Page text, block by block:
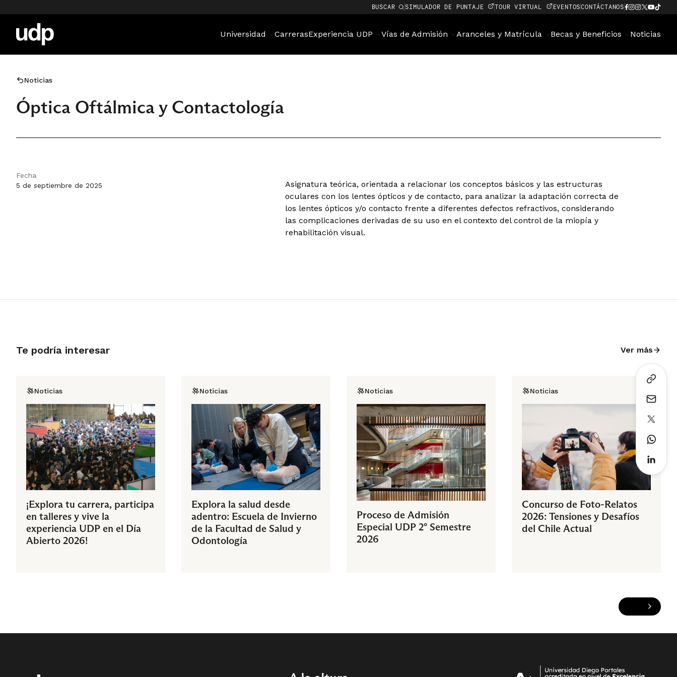
BUSCAR SIMULADOR DE PUNTAJE TOUR VIRTUAL EVENTOSCONTÁCTANOS
Universidad CarrerasExperiencia UDP Vías de Admisión Aranceles y Matrícula Becas y Beneficios Noticias
Noticias
Óptica Oftálmica y Contactología
Fecha
5 de septiembre de 2025
Asignatura teórica, orientada a relacionar los conceptos básicos y las estructuras
oculares con los lentes ópticos y de contacto, para analizar la adaptación correcta de
los lentes ópticos y/o contacto frente a diferentes defectos refractivos, considerando
las complicaciones derivadas de su uso en el contexto del control de la miopía y
rehabilitación visual.
Te podría interesar Ver más
Noticias
¡Explora tu carrera, participa
en talleres y vive la
experiencia UDP en el Día
Abierto 2026!
Noticias
Explora la salud desde
adentro: Escuela de Invierno
de la Facultad de Salud y
Odontología
Noticias
Proceso de Admisión
Especial UDP 2° Semestre
2026
Noticias
Concurso de Foto-Relatos
2026: Tensiones y Desafíos
del Chile Actual